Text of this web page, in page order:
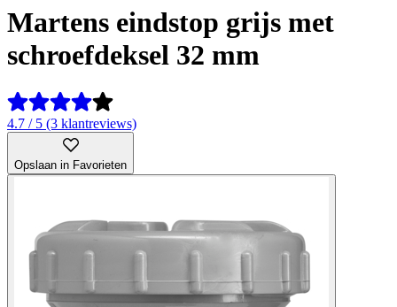
Martens eindstop grijs met
schroefdeksel 32 mm
4.7 / 5 (3 klantreviews)
Opslaan in Favorieten